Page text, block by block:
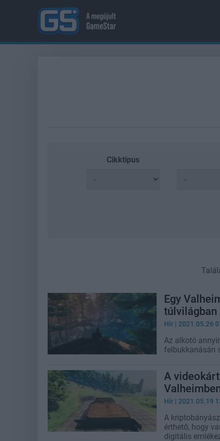
Cikktípus
Egy
túlvilágban
Hír | 2021.05.26
Az alkotó
felbukkanásán
A
Hír | 2021.05.19
A
érthető, hogy
digitális